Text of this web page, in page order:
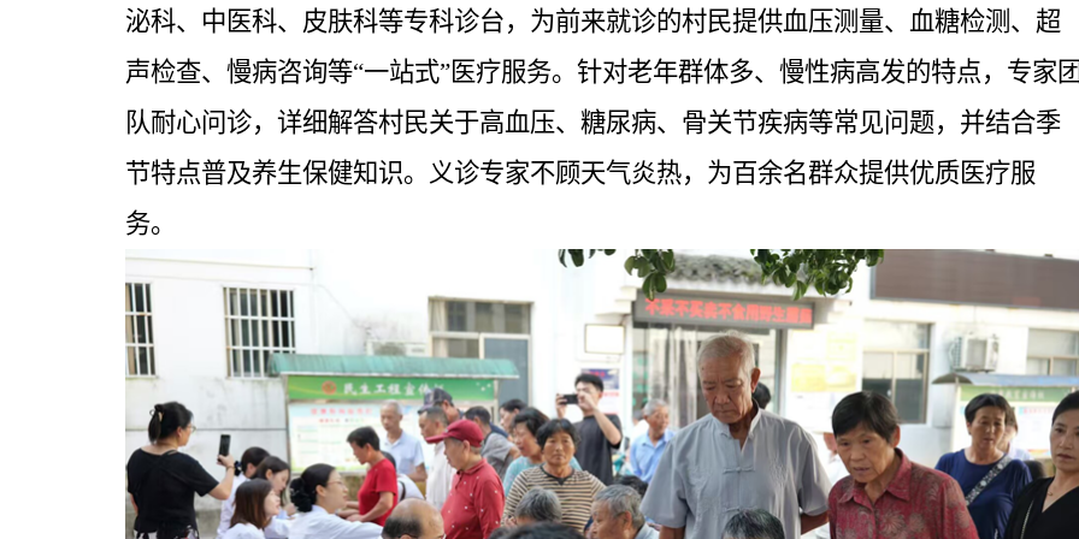
泌科、中医科、皮肤科等专科诊台，为前来就诊的村民提供血压测量、血糖检测、超
声检查、慢病咨询等“一站式”医疗服务。针对老年群体多、慢性病高发的特点，专家
队耐心问诊，详细解答村民关于高血压、糖尿病、骨关节疾病等常见问题，并结合季
节特点普及养生保健知识。义诊专家不顾天气炎热，为百余名群众提供优质医疗服
务。